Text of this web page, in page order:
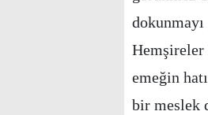
dokunmayı
Hemşireler
emeğin
bir meslek